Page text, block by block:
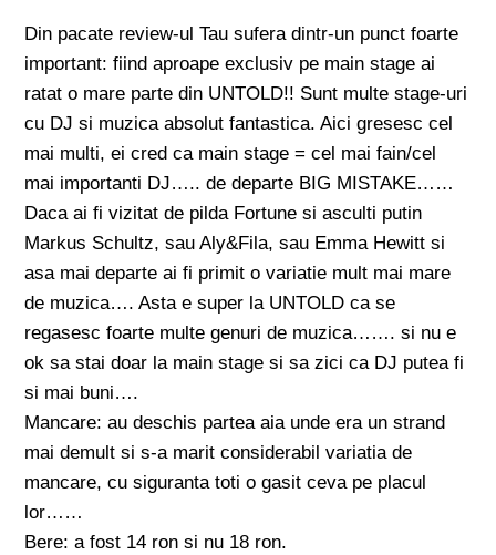
Din pacate review-ul Tau sufera dintr-un punct foarte
important: fiind aproape exclusiv pe main stage ai
ratat o mare parte din UNTOLD!! Sunt multe stage-uri
cu DJ si muzica absolut fantastica. Aici gresesc cel
mai multi, ei cred ca main stage = cel mai fain/cel
mai importanti DJ….. de departe BIG MISTAKE……
Daca ai fi vizitat de pilda Fortune si asculti putin
Markus Schultz, sau Aly&Fila, sau Emma Hewitt si
asa mai departe ai fi primit o variatie mult mai mare
de muzica…. Asta e super la UNTOLD ca se
regasesc foarte multe genuri de muzica……. si nu e
ok sa stai doar la main stage si sa zici ca DJ putea fi
si mai buni….
Mancare: au deschis partea aia unde era un strand
mai demult si s-a marit considerabil variatia de
mancare, cu siguranta toti o gasit ceva pe placul
lor……
Bere: a fost 14 ron si nu 18 ron.